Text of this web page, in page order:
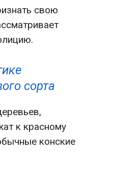
свою
сорта
к красному
конские